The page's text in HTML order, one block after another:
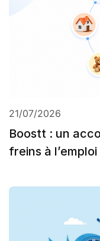
21/07/2026
Boostt : un
freins à l’emploi